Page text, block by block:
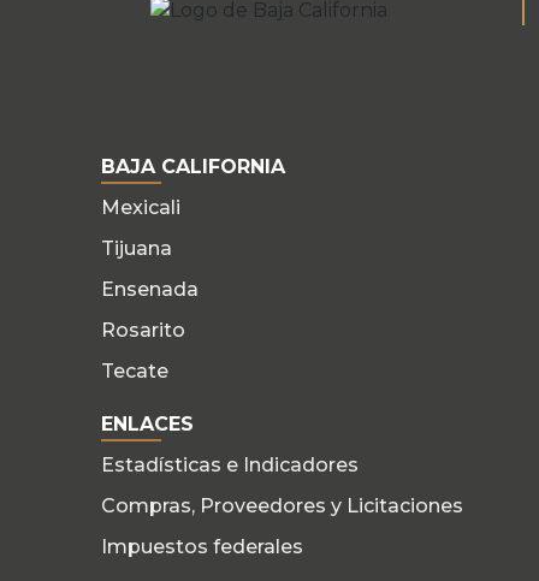
BAJA CALIFORNIA
Mexicali
Tijuana
Ensenada
Rosarito
Tecate
ENLACES
Estadísticas e Indicadores
Compras, Proveedores y Licitaciones
Impuestos federales